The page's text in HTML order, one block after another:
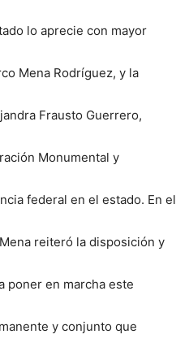
lo aprecie con mayor
Mena Rodríguez, y la
Frausto Guerrero,
Monumental y
federal en el estado. En el
reiteró la disposición y
poner en marcha este
y conjunto que